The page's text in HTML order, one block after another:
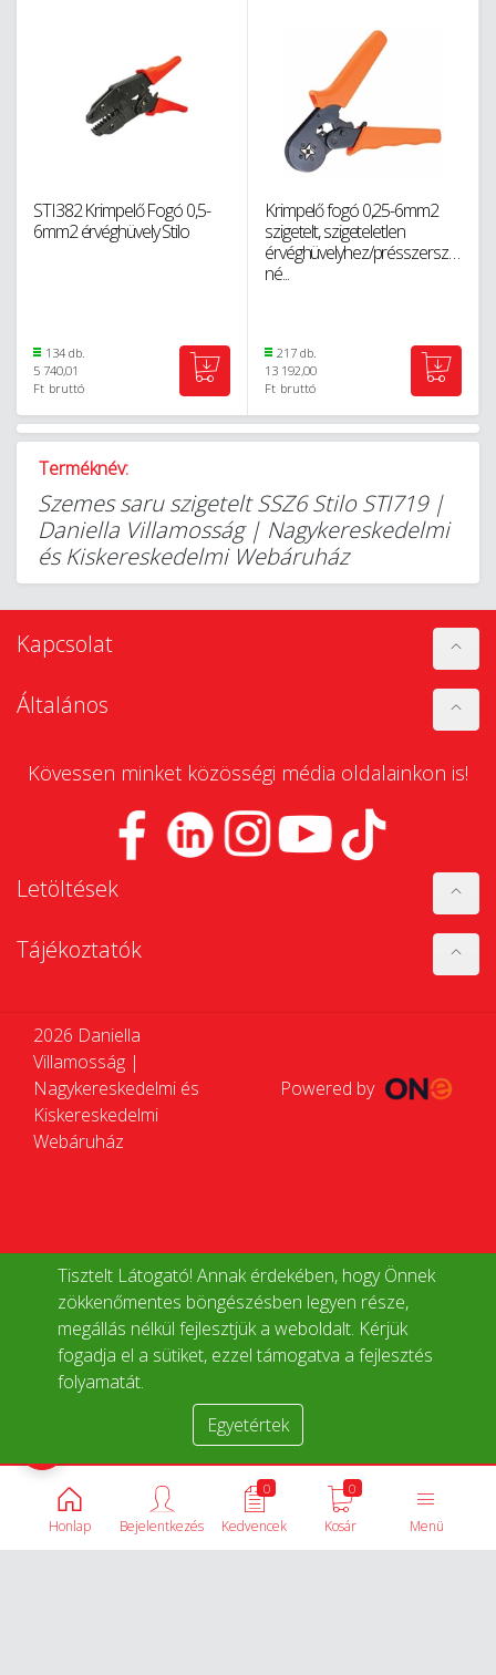
Tisztelt Látogató! Annak érdekében, hogy Önnek
zökkenőmentes böngészésben legyen része,
megállás nélkül fejlesztjük a weboldalt. Kérjük
fogadja el a sütiket, ezzel támogatva a fejlesztés
folyamatát.
Egyetértek
STI382 Krimpelő Fogó 0,5-
6mm2 érvéghüvely Stilo
134 db.
5 740,01
Ft bruttó
Krimpelő fogó 0,25-6mm2
szigetelt, szigeteletlen
érvéghüvelyhez/présszerszám,
né...
217 db.
13 192,00
Ft bruttó
Terméknév:
Szemes saru szigetelt SSZ6 Stilo STI719 |
Daniella Villamosság | Nagykereskedelmi
és Kiskereskedelmi Webáruház
Kapcsolat
Általános
Kövessen minket közösségi média oldalainkon is!
Letöltések
Tájékoztatók
2026 Daniella
Villamosság |
Nagykereskedelmi és
Kiskereskedelmi
Webáruház
Powered by
Honlap Menü
0
Kosár
0
Kedvencek
Bejelentkezés
Termékek összehasonlítása